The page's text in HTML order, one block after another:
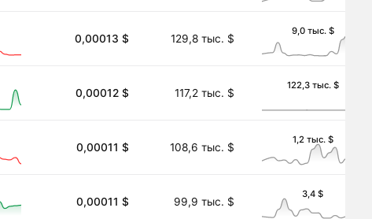
0,00013 $ 129,8 тыс. $
9,0 тыс. $
0,00012 $ 117,2 тыс. $
122,3 тыс. $
0,00011 $ 108,6 тыс. $
1,2 тыс. $
0,00011 $ 99,9 тыс. $
3,4 $